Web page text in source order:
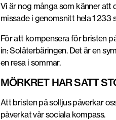
Vi är nog många som känner
missade i genomsnitt hela 1
För att kompensera för bristen
in: Solåterbäringen. Det är en
en resa i sommar.
MÖRKRET HAR SATT
Att bristen på solljus påverkar
påverkat vår sociala kompass.